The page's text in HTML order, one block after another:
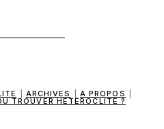
ARCHIVES A PROPOS
TROUVER HÉTÉROCLITE ?